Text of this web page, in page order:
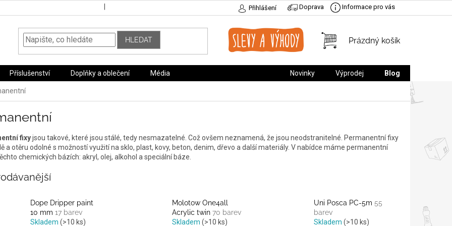
Přihlášení Doprava Informace pro vás
HLEDAT
NÁKUPNÍ
Prázdný košík
Příslušenství Doplňky a oblečení Média Novinky Výprodej Blog
fixyjsou takové, které jsou stálé, tedy nesmazatelné. Což ovšem neznamená, že jsou neodstranitelné. Permanentní fixy
a otěru odolné s možností využití na sklo, plast, kovy, beton, denim, dřevo a další materiály. V nabídce máme permanentní
chemických bázích: akryl, olej, alkohol a speciální báze.
Dope Dripper paint
10 mm 17 barev
Skladem (>10 ks)
Molotow One4all
Acrylic twin 70 barev
Skladem (>10 ks)
Uni Posca PC-5m 55
barev
Skladem (>10 ks)